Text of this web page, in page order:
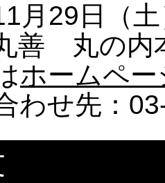
月29日（
善 丸の内
ホームペ
わせ先：